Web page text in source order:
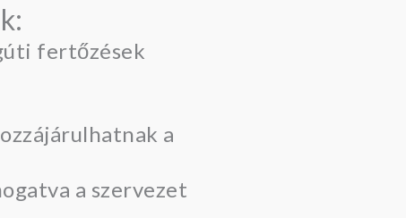
fertőzések
a
a szervezet